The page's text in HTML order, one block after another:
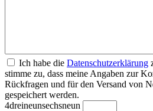
Ich habe die Datenschutzerklärung
stimme zu, dass meine Angaben zur
Rückfragen und für den Versand von
gespeichert werden.
4dreineunsechsneun